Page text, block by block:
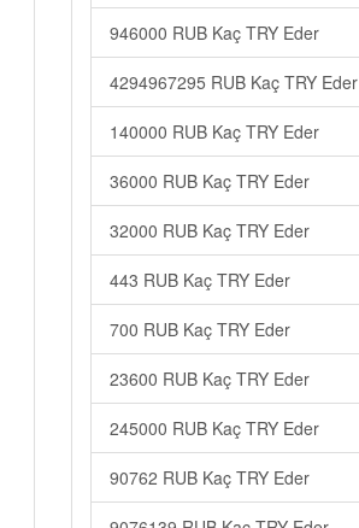
946000 RUB Kaç TRY Eder
4294967295 RUB Kaç TRY Eder
140000 RUB Kaç TRY Eder
36000 RUB Kaç TRY Eder
32000 RUB Kaç TRY Eder
443 RUB Kaç TRY Eder
700 RUB Kaç TRY Eder
23600 RUB Kaç TRY Eder
245000 RUB Kaç TRY Eder
90762 RUB Kaç TRY Eder